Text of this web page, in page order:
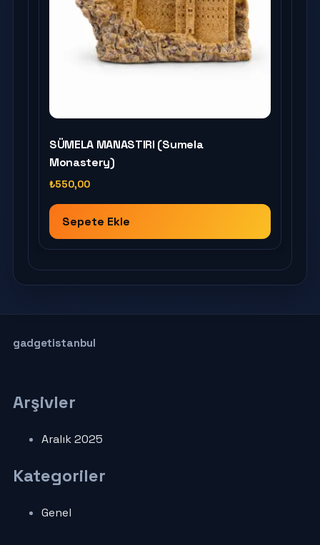
SÜMELA MANASTIRI (Sumela
Monastery)
₺550,00
Sepete Ekle
gadgetistanbul
Arşivler
Aralık 2025
Kategoriler
Genel